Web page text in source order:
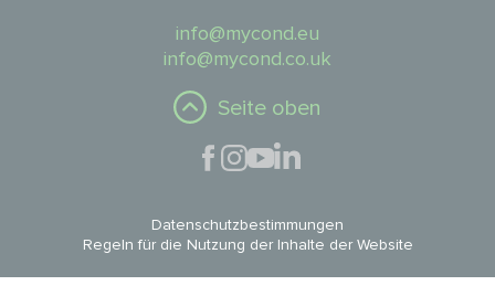
info@mycond.eu
info@mycond.co.uk
Seite oben
Datenschutzbestimmungen
Regeln für die Nutzung der Inhalte der Website